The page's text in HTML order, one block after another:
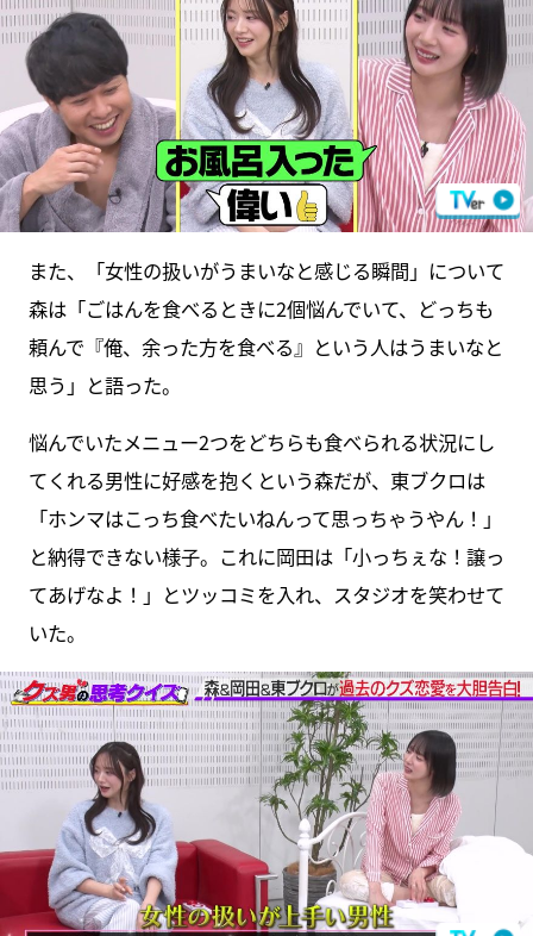
また、「女性の扱いがうまいなと感じる瞬間」について
森は「ごはんを食べるときに2個悩んでいて、どっちも
頼んで『俺、余った方を食べる』という人はうまいなと
思う」と語った。
悩んでいたメニュー2つをどちらも食べられる状況にし
てくれる男性に好感を抱くという森だが、東ブクロは
「ホンマはこっち食べたいねんって思っちゃうやん！」
と納得できない様子。これに岡田は「小っちぇな！譲っ
てあげなよ！」とツッコミを入れ、スタジオを笑わせて
いた。